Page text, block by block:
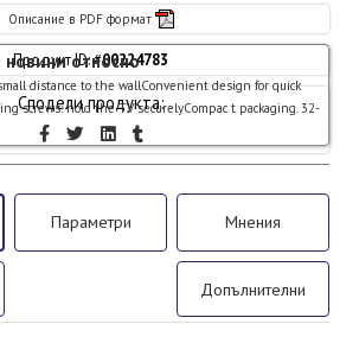
Описание в PDF формат
Продукт ID: #00224783
Сподели продукта:
относно
distance to the wallConvenient design for quick
screws: hold the TV securelyCompac t packaging. 32-
Параметри Мнения
Допълнителни